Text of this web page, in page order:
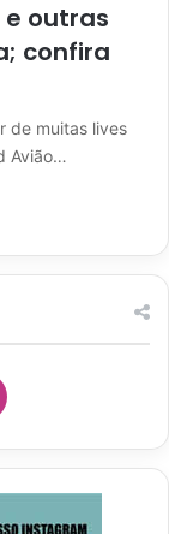
e outras
confira
de muitas lives
Avião…